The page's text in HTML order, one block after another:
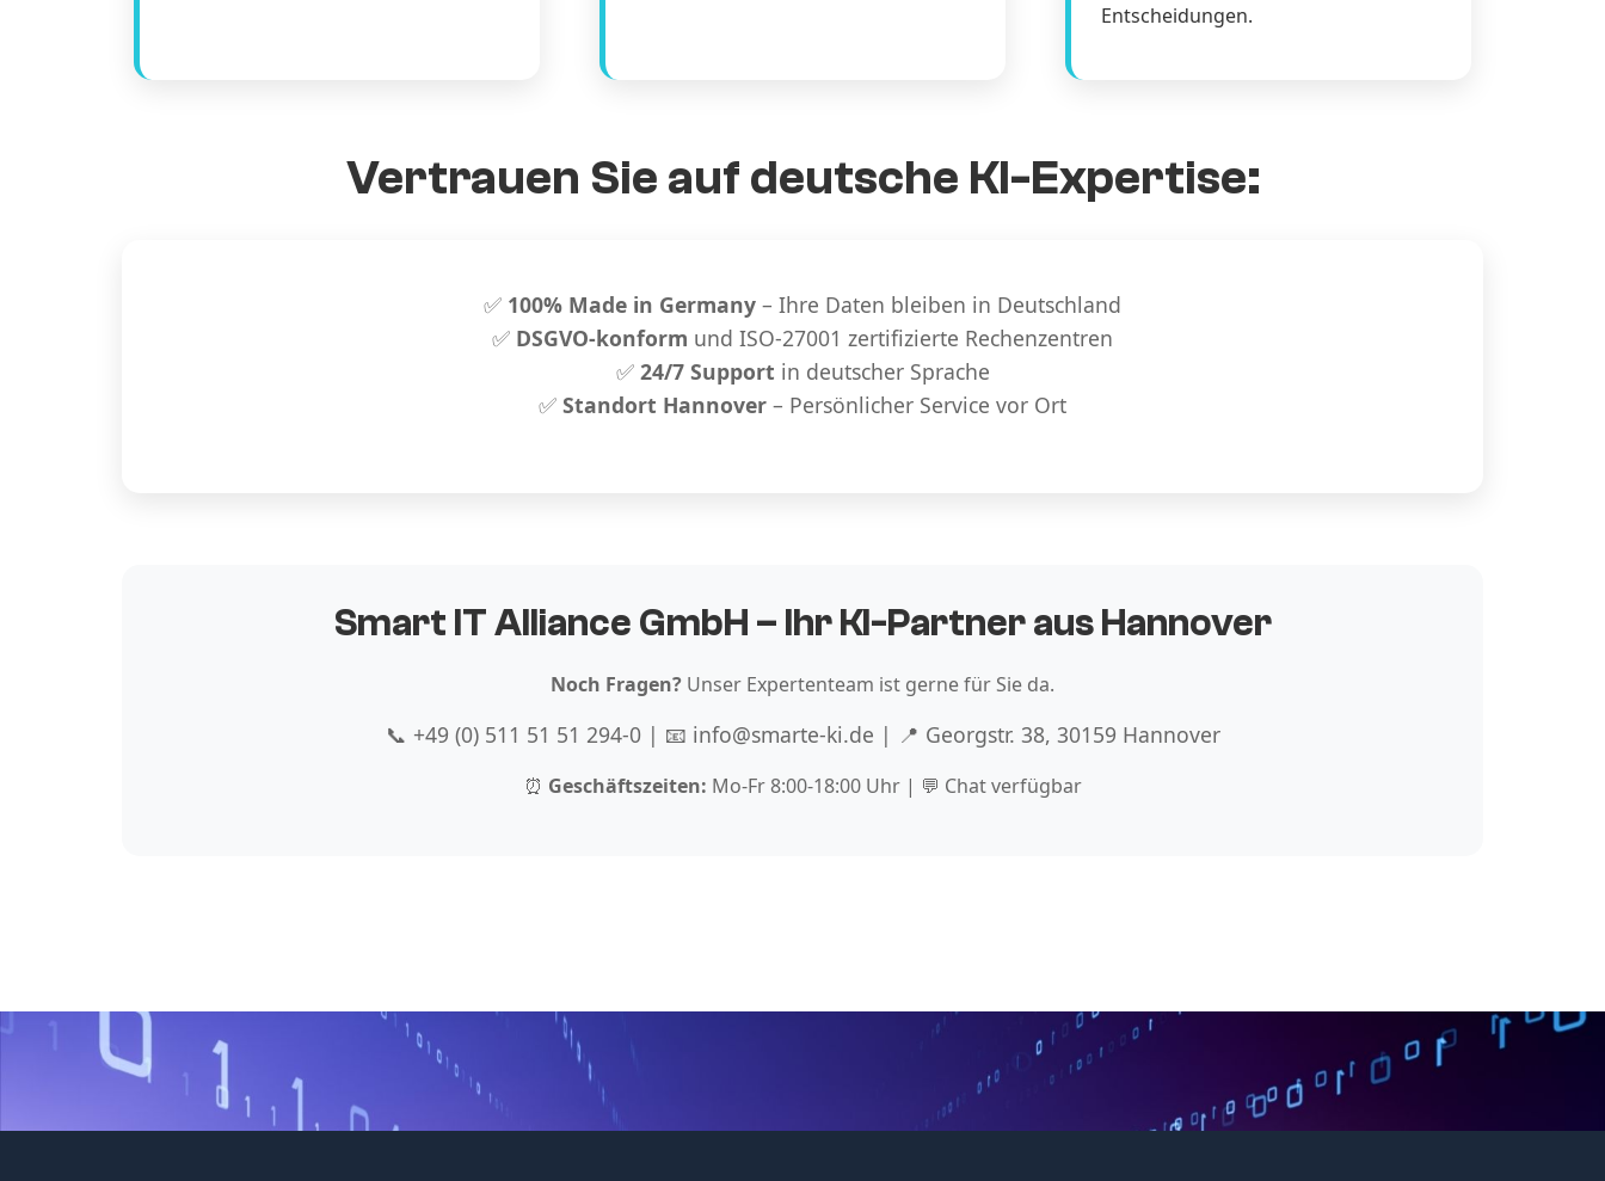
Entscheidungen.
Vertrauen Sie auf deutsche KI-Expertise:
✅ 100% Made in Germany – Ihre Daten bleiben in Deutschland
✅ DSGVO-konform und ISO-27001 zertifizierte Rechenzentren
✅ 24/7 Support in deutscher Sprache
✅ Standort Hannover – Persönlicher Service vor Ort
Smart IT Alliance GmbH – Ihr KI-Partner aus Hannover
Noch Fragen? Unser Expertenteam ist gerne für Sie da.
📞 +49 (0) 511 51 51 294-0 | 📧 info@smarte-ki.de | 📍 Georgstr. 38, 30159 Hannover
⏰ Geschäftszeiten: Mo-Fr 8:00-18:00 Uhr | 💬 Chat verfügbar